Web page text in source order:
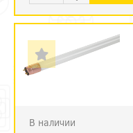
В наличии